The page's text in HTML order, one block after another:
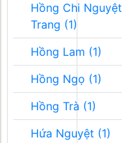
Hồng Chi Nguyệt
Trang (1)
Hồng Lam (1)
Hồng Ngọ (1)
Hồng Trà (1)
Hứa Nguyệt (1)